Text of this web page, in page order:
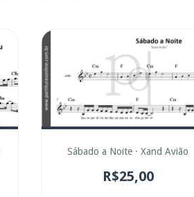
Sábado a Noite · Xand Avião
R$25,00